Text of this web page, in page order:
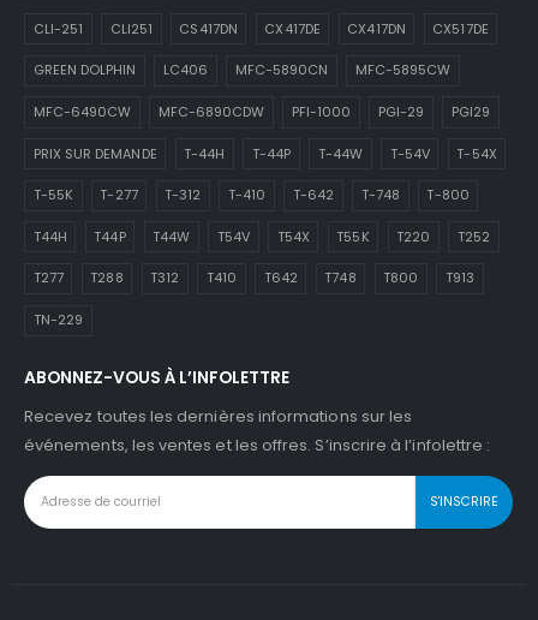
CLI-251 CLI251 CS417DN CX417DE CX417DN CX517DE
GREEN DOLPHIN LC406 MFC-5890CN MFC-5895CW
MFC-6490CW MFC-6890CDW PFI-1000 PGI-29 PGI29
PRIX SUR DEMANDE T-44H T-44P T-44W T-54V T-54X
T-55K T-277 T-312 T-410 T-642 T-748 T-800
T44H T44P T44W T54V T54X T55K T220 T252
T277 T288 T312 T410 T642 T748 T800 T913
TN-229
ABONNEZ-VOUS À L’INFOLETTRE
Recevez toutes les dernières informations sur les
événements, les ventes et les offres. S’inscrire à l’infolettre :